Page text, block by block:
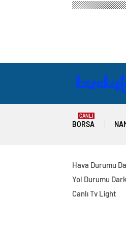
BORSA
CANLI
Hava Durumu
Yol Durumu Dark
Canlı Tv Light